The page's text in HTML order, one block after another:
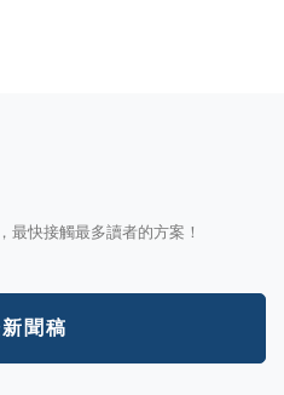
快接觸最多讀者的方案！
聞稿